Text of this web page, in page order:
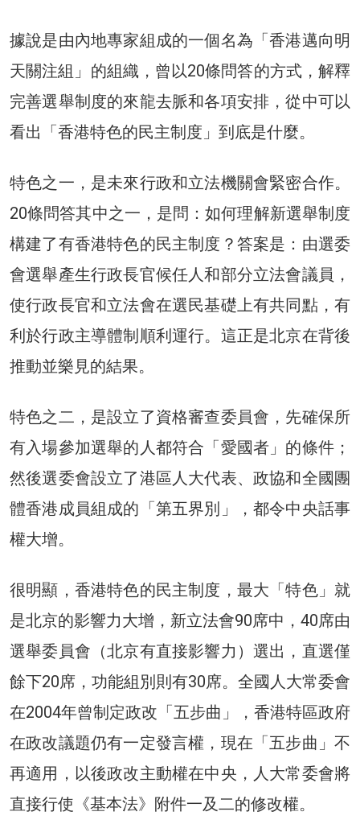
據說是由內地專家組成的一個名為「香港邁向明
天關注組」的組織，曾以20條問答的方式，解釋
完善選舉制度的來龍去脈和各項安排，從中可以
看出「香港特色的民主制度」到底是什麼。
特色之一，是未來行政和立法機關會緊密合作。
20條問答其中之一，是問：如何理解新選舉制度
構建了有香港特色的民主制度？答案是：由選委
會選舉產生行政長官候任人和部分立法會議員，
使行政長官和立法會在選民基礎上有共同點，有
利於行政主導體制順利運行。這正是北京在背後
推動並樂見的結果。
特色之二，是設立了資格審查委員會，先確保所
有入場參加選舉的人都符合「愛國者」的條件；
然後選委會設立了港區人大代表、政協和全國團
體香港成員組成的「第五界別」，都令中央話事
權大增。
很明顯，香港特色的民主制度，最大「特色」就
是北京的影響力大增，新立法會90席中，40席由
選舉委員會（北京有直接影響力）選出，直選僅
餘下20席，功能組別則有30席。全國人大常委會
在2004年曾制定政改「五步曲」，香港特區政府
在政改議題仍有一定發言權，現在「五步曲」不
再適用，以後政改主動權在中央，人大常委會將
直接行使《基本法》附件一及二的修改權。